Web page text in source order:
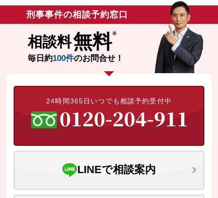
刑事事件の相談予約窓口
相談料無料
毎日約100件のお問合せ！
24時間365日いつでも相談予約受付中
LINEで相談案内